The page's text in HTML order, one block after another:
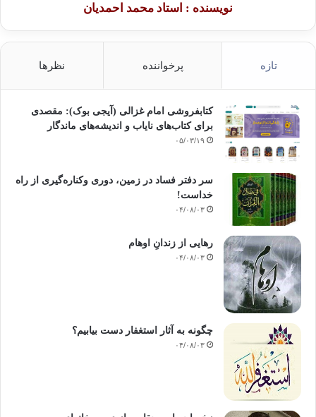
نویسنده : استاد محمد احمدیان
تازه پرخواننده نظرها
کتابفروشی امام غزالی (آیجی بوک): مقصدی
برای کتاب‌های نایاب و اندیشه‌های ماندگار
۰۵/۰۳/۱۹
سر دفتر فساد در زمین‌، دوری وکناره‌گیری از راه
خداست‌!
۰۴/۰۸/۰۳
رهایی از زندانِ اوهام
۰۴/۰۸/۰۳
چگونه به آثار استغفار دست بیابیم؟
۰۴/۰۸/۰۳